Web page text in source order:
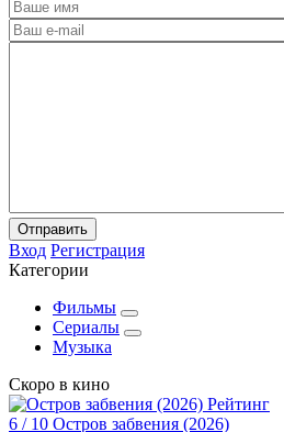
Отправить
Вход Регистрация
Категории
Фильмы
Сериалы
Музыка
Скоро в кино
Рейтинг
6 / 10 Остров забвения (2026)